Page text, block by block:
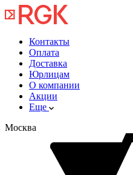
Контакты
Оплата
Доставка
Юрлицам
О компании
Акции
Еще
Москва